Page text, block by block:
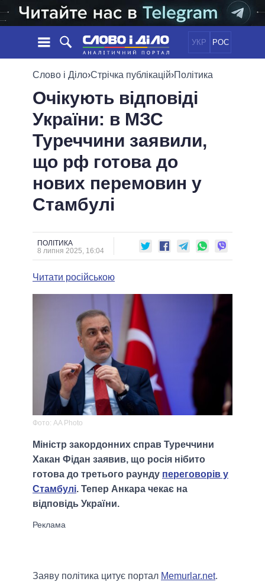
УКР РОС
НОВИНИ
СТРІЧКА
ПОДІЇ
СТАТТІ
ДУМКИ
ОГЛЯДИ
ДАЙДЖЕСТИ
ПОЛІТИКА
ЕКОНОМІКА
СУСПІЛЬСТВО
ОБIЦЯНКИ
ПОЛIТИКИ
УСІ ПОЛІТИКИ
ПРЕЗИДЕНТ І ОФІС
ВЕРХОВНА РАДА
КАБІНЕТ МІНІСТРІВ
МЕРИ МІСТ
ВСІ ПЕРСОНИ
ВІДЕО
ПІДТРИМАТИ
ПОРІВНЯННЯ ПОЛІТИКІВ
Слово і Діло›Стрічка публікацій›Політика
Очікують відповіді
України: в МЗС
Туреччини заявили,
що рф готова до
нових перемовин у
Стамбулі
ПОЛІТИКА
8 липня 2025, 16:04
Читати російською
Фото: AA Photo
Міністр закордонних справ Туреччини
Хакан Фідан заявив, що росія нібито
готова до третього раунду переговорів у
Стамбулі. Тепер Анкара чекає на
відповідь України.
Заяву політика цитує портал Memurlar.net.